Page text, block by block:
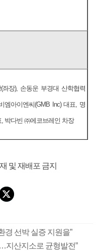
좌장), 손동운 부경대 산학협력
엠아이엔씨(GMB Inc) 대표, 명
박다빈 ㈜에코브레인 차장
및 재배포 금지
경 선박 실증 지원을”
지산지소로 균형발전”